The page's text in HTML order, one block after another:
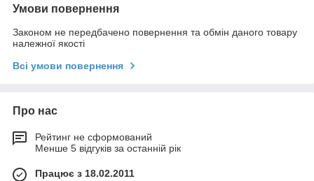
Умови повернення
Законом не передбачено повернення та обмін даного товару
належної якості
Всі умови повернення
Про нас
Рейтинг не сформований
Менше 5 відгуків за останній рік
Працює з 18.02.2011